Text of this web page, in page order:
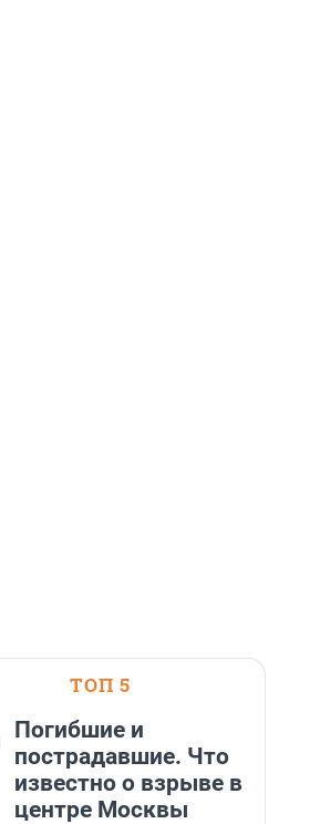
ТОП 5
Погибшие и
пострадавшие. Что
известно о взрыве в
центре Москвы